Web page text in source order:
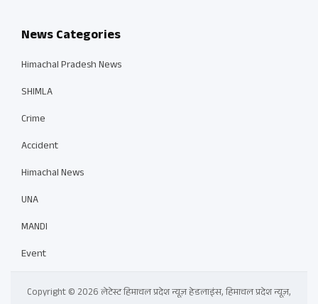
News Categories
Himachal Pradesh News
SHIMLA
Crime
Accident
Himachal News
UNA
MANDI
Event
Copyright © 2026 लेटेस्ट हिमाचल प्रदेश न्यूज़ हेडलाइंस, हिमाचल प्रदेश न्यूज़,